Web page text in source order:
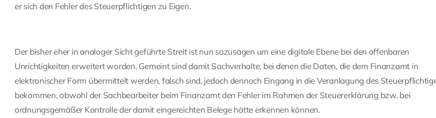
er sich den Fehler des Steuerpflichtigen zu Eigen.
Der bisher eher in analoger Sicht geführte Streit ist nun sozusagen um eine digitale Ebene bei den offenbaren
Unrichtigkeiten erweitert worden. Gemeint sind damit Sachverhalte, bei denen die Daten, die dem Finanzamt in
elektronischer Form übermittelt werden, falsch sind, jedoch dennoch Eingang in die Veranlagung des
bekommen, obwohl der Sachbearbeiter beim Finanzamt den Fehler im Rahmen der Steuererklärung bzw. bei
ordnungsgemäßer Kontrolle der damit eingereichten Belege hätte erkennen können.